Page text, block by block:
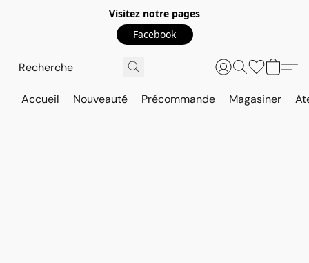
Visitez notre pages
Facebook
Accueil Nouveauté Précommande Magasiner